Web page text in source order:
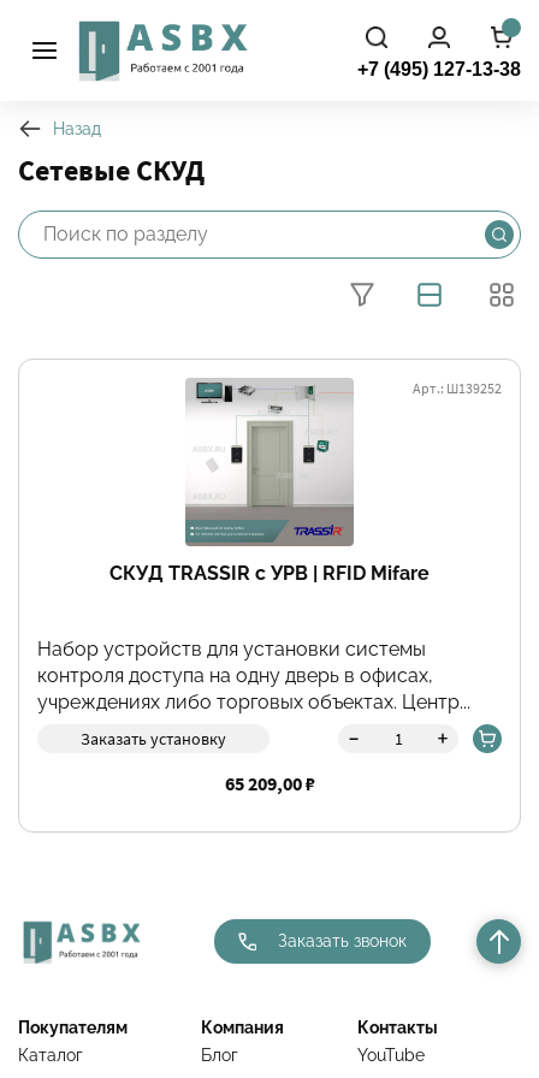
+7 (495) 127-13-38
Назад
Сетевые СКУД
СКУД TRASSIR с УРВ | RFID Mifare
Арт.: Ш139252
Набор устройств для установки системы
контроля доступа на одну дверь в офисах,
учреждениях либо торговых объектах. Центр...
Заказать установку - +
65 209,00 ₽
Фильтры
Покупателям
Каталог
Компания
Блог
Контакты
YouTube
Заказать звонок